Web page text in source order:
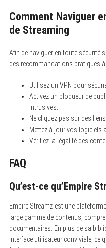
Comment Naviguer
de Streaming
Afin de naviguer en toute sécurité
des recommandations pratiques à
Utilisez un VPN pour
Activez un bloqueur de
intrusives.
Ne cliquez pas sur des
Mettez à jour vos logiciels
Vérifiez la légalité des
FAQ
Qu’est-ce qu’Empire
Empire Streamz est une
large gamme de contenus,
documentaires. En plus de sa
interface utilisateur conviviale, ce